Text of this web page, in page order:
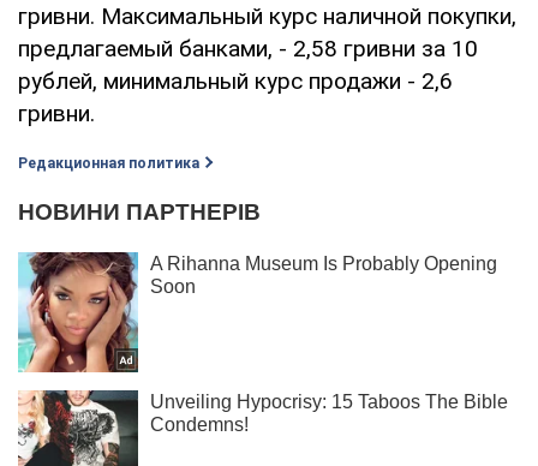
гривни. Максимальный курс наличной покупки,
предлагаемый банками, - 2,58 гривни за 10
рублей, минимальный курс продажи - 2,6
гривни.
Редакционная политика